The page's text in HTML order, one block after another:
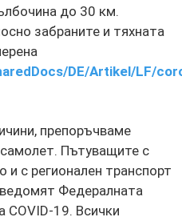
до 30 км.
забраните и тяхната
DE/Artikel/LF/
препоръчваме
Пътуващите с
с регионален транспорт
Федералната
COVID-19. Всички